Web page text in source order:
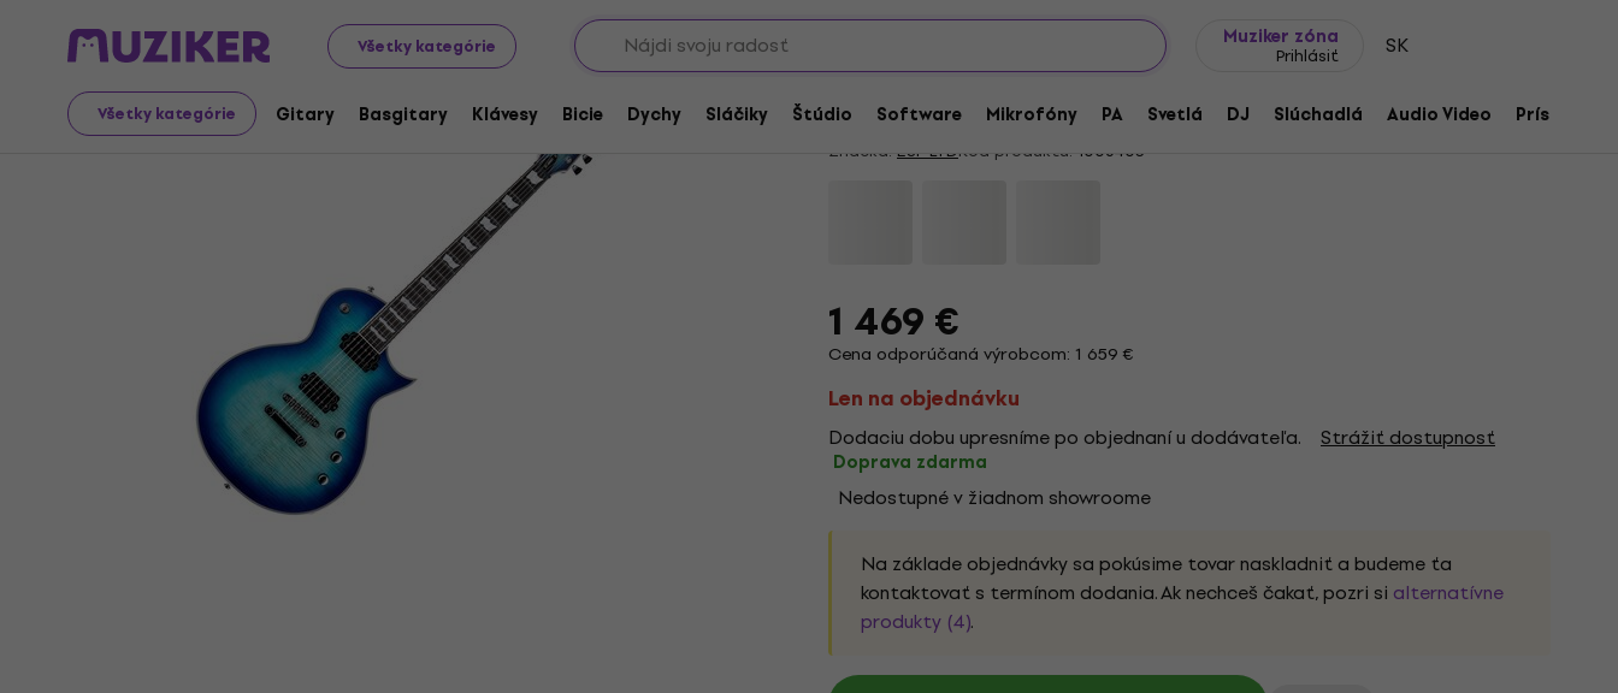
Všetky kategórie
Muziker zóna
Prihlásiť SK
Všetky kategórie Gitary Basgitary Klávesy Bicie Dychy Sláčiky Štúdio Software Mikrofóny PA Svetlá DJ Slúchadlá Audio Video
Hudobné nástroje Gitary Elektrické gitary Singlecut
ESP LTD EC-1000T CTM FM Violet Shadow Elektrická gitara
5/5 2 x hodnotené
Značka: ESP LTDKód produktu: 1006403
1 469 €
Cena odporúčaná výrobcom: 1 659 €
Len na objednávku
Dodaciu dobu upresníme po objednaní u dodávateľa. Strážiť dostupnosť
Doprava zdarma
Nedostupné v žiadnom showroome
Na základe objednávky sa pokúsime tovar naskladniť a budeme ťa
kontaktovať s termínom dodania. Ak nechceš čakať, pozri si alternatívne
produkty (4).